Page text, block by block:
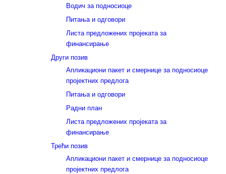
Водич за подносиоце
Питања и одговори
Листа предложених пројеката за
финансирање
Други позив
Апликациони пакет и смернице за подносиоце
пројектних предлога
Питања и одговори
Радни план
Листа предложених пројеката за
финансирање
Трећи позив
Апликациони пакет и смернице за подносиоце
пројектних предлога